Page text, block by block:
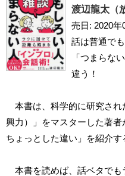
渡辺龍太（
売日: 2020年
話は普通で
「つまらな
違う！
本書は、科学的に研究され
興力）」をマスターした著
ちょっとした違い」を紹介す
本書を読めば、話ベタでも